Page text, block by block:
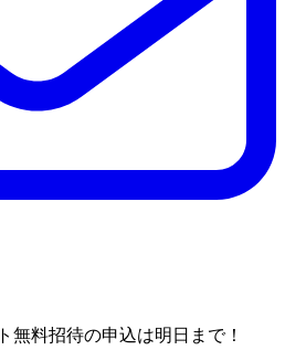
無料招待の申込は明日まで！